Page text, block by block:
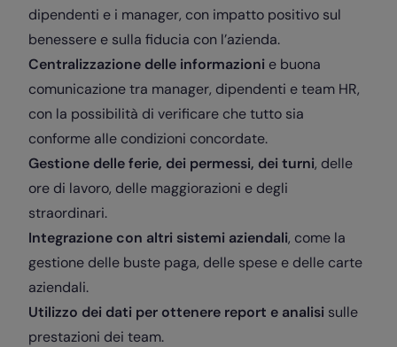
dipendenti e i manager, con impatto positivo sul
benessere e sulla fiducia con l’azienda.
Centralizzazione delle informazioni e buona
comunicazione tra manager, dipendenti e team HR,
con la possibilità di verificare che tutto sia
conforme alle condizioni concordate.
Gestione delle ferie, dei permessi, dei turni, delle
ore di lavoro, delle maggiorazioni e degli
straordinari.
Integrazione con altri sistemi aziendali, come la
gestione delle buste paga, delle spese e delle carte
aziendali.
Utilizzo dei dati per ottenere report e analisi sulle
prestazioni dei team.